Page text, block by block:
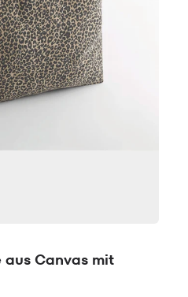
aus Canvas mit